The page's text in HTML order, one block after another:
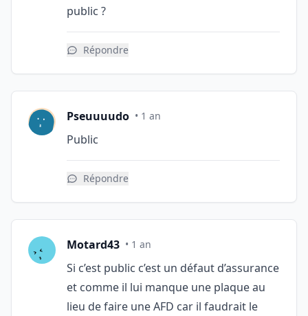
public ?
Répondre
Pseuuuudo • 1 an
Public
Répondre
Motard43 • 1 an
Si c’est public c’est un défaut d’assurance
et comme il lui manque une plaque au
lieu de faire une AFD car il faudrait le